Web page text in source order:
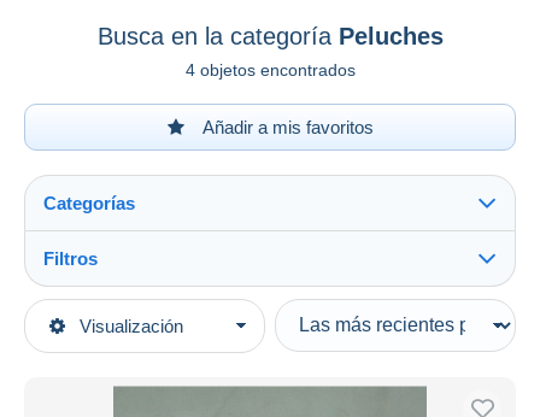
Busca en la categoría Peluches
4 objetos encontrados
Añadir a mis favoritos
Visualización
Categorías
Categorías principales
Filtros
Tipo de venta
Activas
Precios fijos